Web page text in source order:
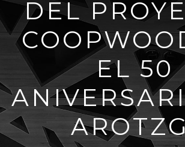
DEL
EL 50